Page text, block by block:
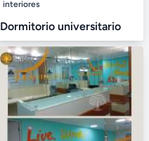
interiores
Dormitorio universitario